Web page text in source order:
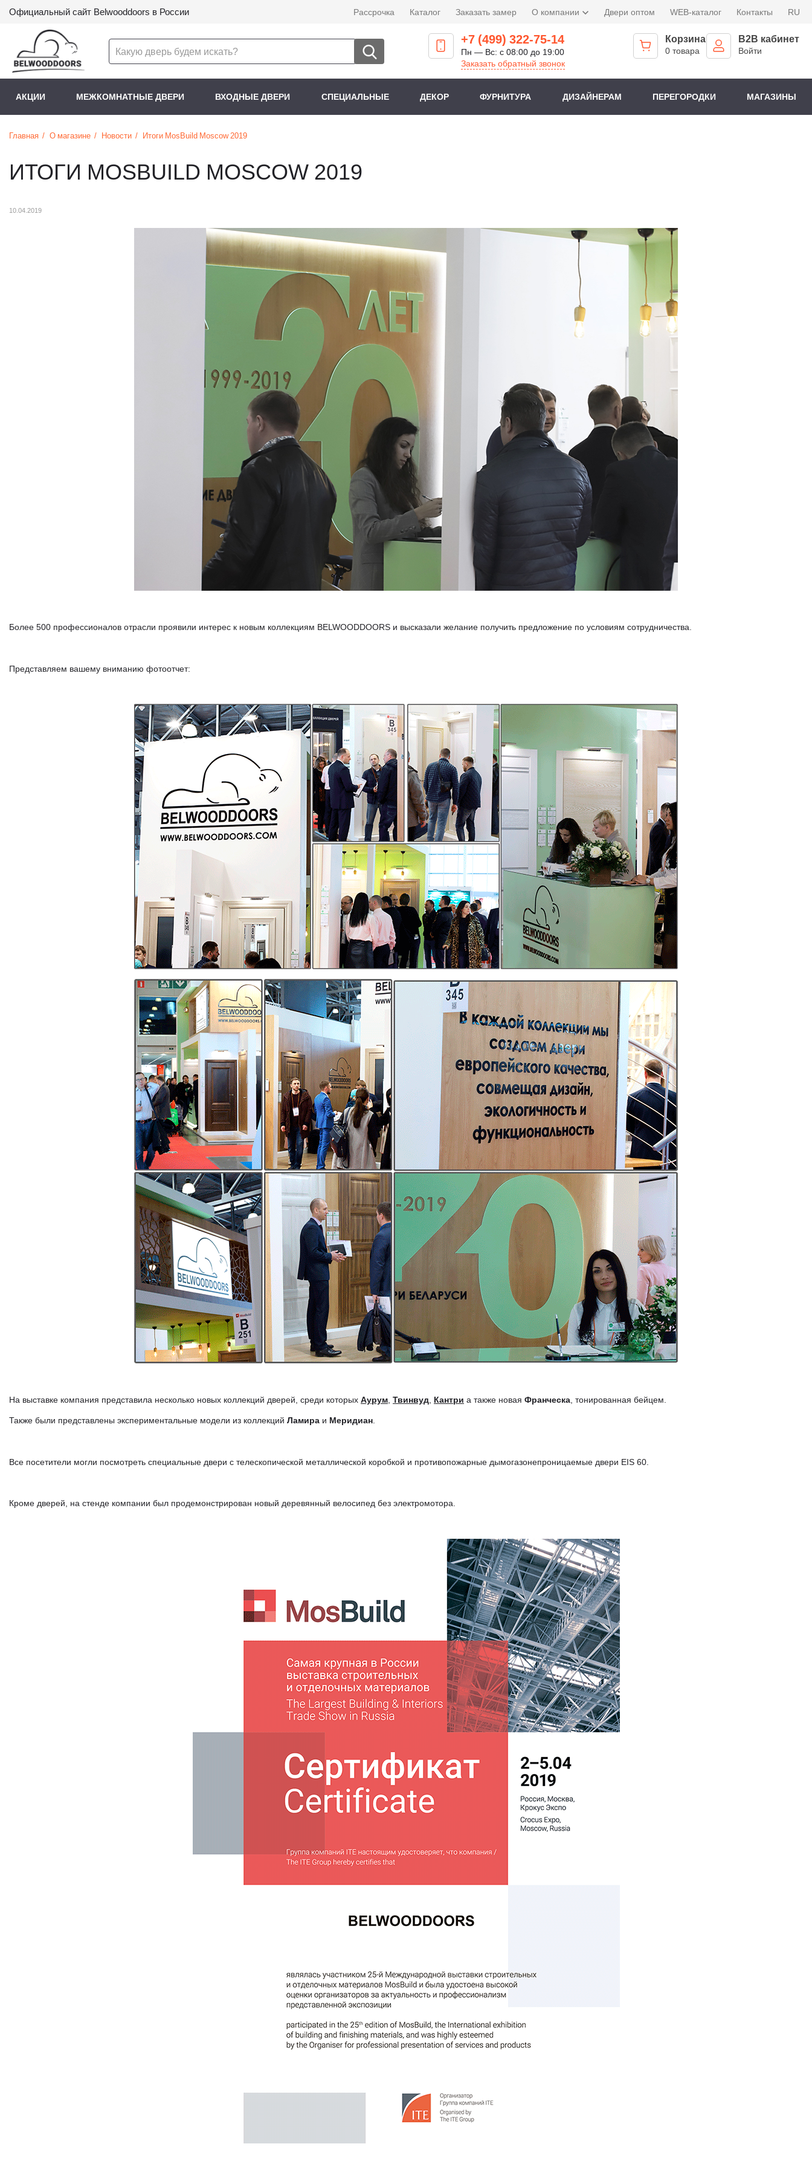
Официальный сайт Belwooddoors в России Рассрочка Каталог Заказать замер О компании Двери оптом WEB-каталог Контакты RU
+7 (499) 322-75-14
Пн — Вс: с 08:00 до 19:00
Заказать обратный звонок
Корзина
0 товара
B2B кабинет
Войти
АКЦИИ МЕЖКОМНАТНЫЕ ДВЕРИ ВХОДНЫЕ ДВЕРИ СПЕЦИАЛЬНЫЕ ДЕКОР ФУРНИТУРА ДИЗАЙНЕРАМ ПЕРЕГОРОДКИ МАГАЗИНЫ
Главная О магазине Новости Итоги MosBuild Moscow 2019
ИТОГИ MOSBUILD MOSCOW 2019
10.04.2019
Более 500 профессионалов отрасли проявили интерес к новым коллекциям BELWOODDOORS и высказали желание получить предложение по условиям сотрудничества.
Представляем вашему вниманию фотоотчет:
На выставке компания представила несколько новых коллекций дверей, среди которых Аурум Твинвуд Кантри а также новая Франческа , тонированная бейцем.
Также были представлены экспериментальные модели из коллекций Ламира и Меридиан.
Все посетители могли посмотреть специальные двери с телескопической металлической коробкой и противопожарные дымогазонепроницаемые двери EIS 60.
Кроме дверей, на стенде компании был продемонстрирован новый деревянный велосипед без электромотора.